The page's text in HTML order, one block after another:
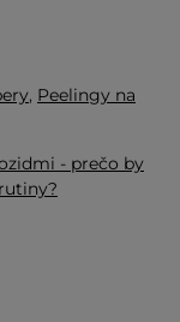
, Peelingy na
- prečo by